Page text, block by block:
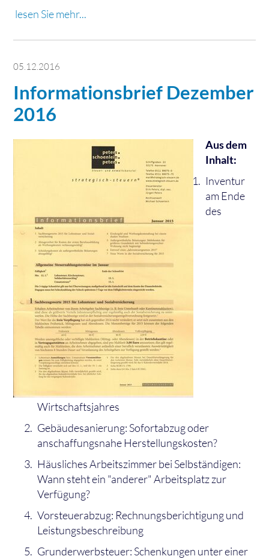
lesen Sie mehr...
05.12.2016
Informationsbrief Dezember
2016
Aus dem
Inhalt:
Inventur
am Ende
des
Wirtschaftsjahres
Gebäudesanierung: Sofortabzug oder
anschaffungsnahe Herstellungskosten?
Häusliches Arbeitszimmer bei Selbständigen:
Wann steht ein "anderer" Arbeitsplatz zur
Verfügung?
Vorsteuerabzug: Rechnungsberichtigung und
Leistungsbeschreibung
Grunderwerbsteuer: Schenkungen unter einer